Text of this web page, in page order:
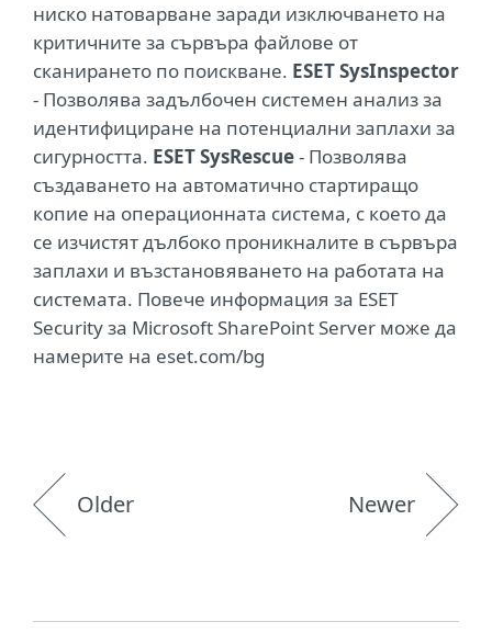
ниско натоварване заради изключването на
критичните за сървъра файлове от
сканирането по поискване. ESET SysInspector
- Позволява задълбочен системен анализ за
идентифициране на потенциални заплахи за
сигурността. ESET SysRescue- Позволява
създаването на автоматично стартиращо
копие на операционната система, с което да
се изчистят дълбоко проникналите в сървъра
заплахи и възстановяването на работата на
системата. Повече информация за ESET
Security за Microsoft SharePoint Server може да
намерите на eset.com/bg
Older Newer